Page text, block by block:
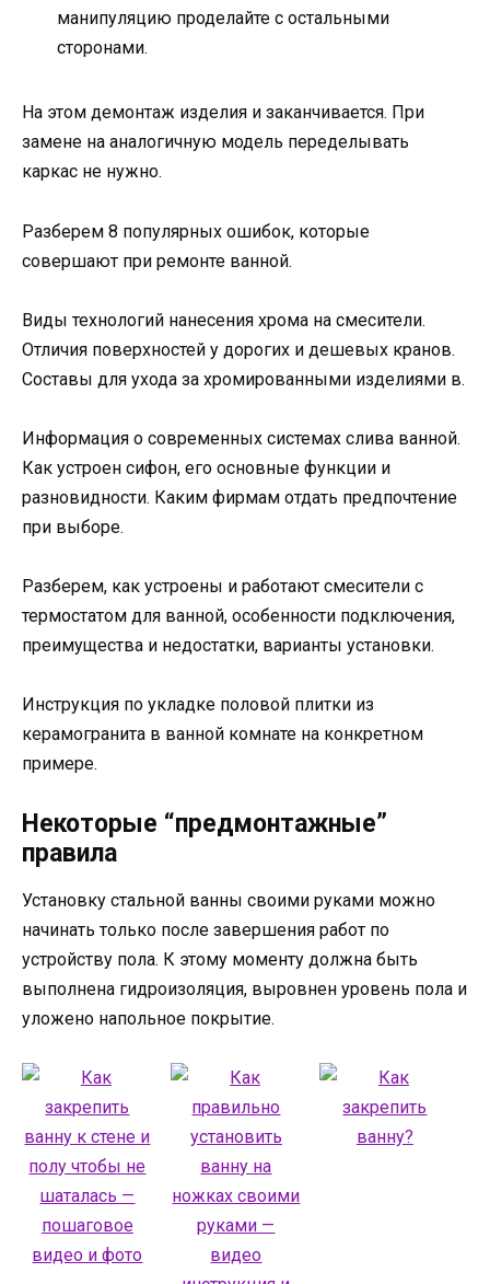
манипуляцию проделайте с остальными
сторонами.
На этом демонтаж изделия и заканчивается. При
замене на аналогичную модель переделывать
каркас не нужно.
Разберем 8 популярных ошибок, которые
совершают при ремонте ванной.
Виды технологий нанесения хрома на смесители.
Отличия поверхностей у дорогих и дешевых кранов.
Составы для ухода за хромированными изделиями в.
Информация о современных системах слива ванной.
Как устроен сифон, его основные функции и
разновидности. Каким фирмам отдать предпочтение
при выборе.
Разберем, как устроены и работают смесители с
термостатом для ванной, особенности подключения,
преимущества и недостатки, варианты установки.
Инструкция по укладке половой плитки из
керамогранита в ванной комнате на конкретном
примере.
Некоторые “предмонтажные”
правила
Установку стальной ванны своими руками можно
начинать только после завершения работ по
устройству пола. К этому моменту должна быть
выполнена гидроизоляция, выровнен уровень пола и
уложено напольное покрытие.